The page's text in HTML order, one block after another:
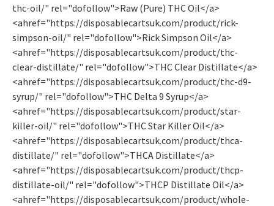
thc-oil/" rel="dofollow">Raw (Pure) THC Oil</a>
<ahref="https://disposablecartsuk.com/product/rick-
simpson-oil/" rel="dofollow">Rick Simpson Oil</a>
<ahref="https://disposablecartsuk.com/product/thc-
clear-distillate/" rel="dofollow">THC Clear Distillate</a>
<ahref="https://disposablecartsuk.com/product/thc-d9-
syrup/" rel="dofollow">THC Delta 9 Syrup</a>
<ahref="https://disposablecartsuk.com/product/star-
killer-oil/" rel="dofollow">THC Star Killer Oil</a>
<ahref="https://disposablecartsuk.com/product/thca-
distillate/" rel="dofollow">THCA Distillate</a>
<ahref="https://disposablecartsuk.com/product/thcp-
distillate-oil/" rel="dofollow">THCP Distillate Oil</a>
<ahref="https://disposablecartsuk.com/product/whole-